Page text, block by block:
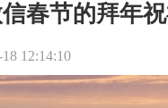
春节的拜年
12:14:10